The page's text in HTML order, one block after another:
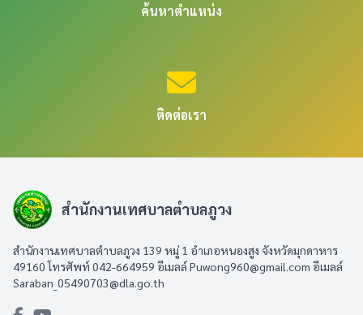
ค้นหาตำแหน่ง
ติดต่อเรา
สำนักงานเทศบาลตำบลภูวง
สำนักงานเทศบาลตำบลภูวง 139 หมู่ 1 อำเภอหนองสูง จังหวัดมุกดาหาร
49160 โทรศัพท์ 042-664959 อีเมลล์Puwong960@gmail.com อีเมลล์
Saraban_05490703@dla.go.th